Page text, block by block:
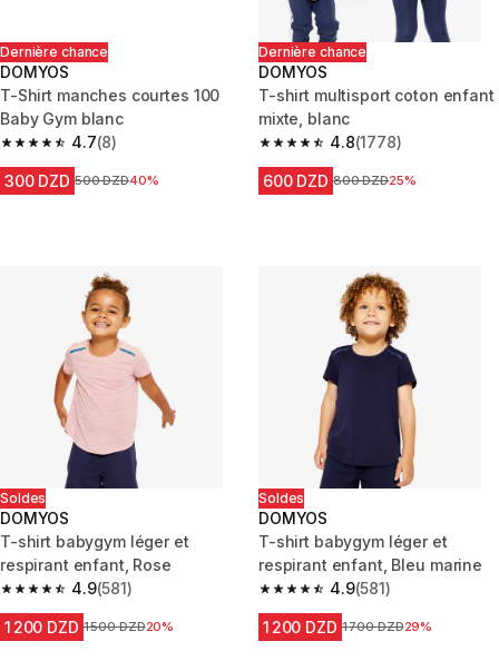
Dernière chance
DOMYOS
T-Shirt manches courtes 100
Baby Gym blanc
4.7
4.7 out of 5 stars from 8 reviews
(8)
300 DZD Prix avant la réduction
500 DZD40%
Dernière chance
DOMYOS
T-shirt multisport coton enfant
mixte, blanc
4.8
4.8 out of 5 stars from 1778
(1778)
600 DZD Prix avant la réduction
800 DZD25%
Soldes
DOMYOS
T-shirt babygym léger et
respirant enfant, Rose
4.9
4.9 out of 5 stars from 581 reviews
(581)
1 200 DZD Prix avant la réduction
1 500 DZD20%
Soldes
DOMYOS
T-shirt babygym léger et
respirant enfant, Bleu marine
4.9
4.9 out of 5 stars from 581
(581)
1 200 DZD Prix avant la réduction
1 700 DZD29%